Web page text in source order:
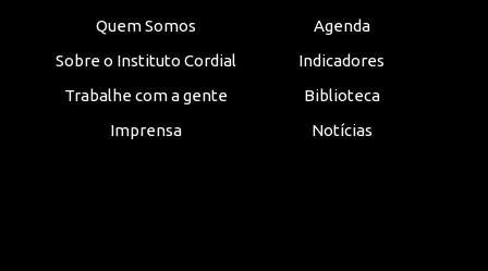
Quem Somos
Sobre o Instituto Cordial
Trabalhe com a gente
Imprensa
Agenda
Indicadores
Biblioteca
Notícias